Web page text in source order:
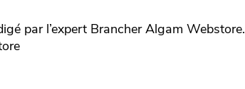
par l’expert BrancherAlgam Webstore.